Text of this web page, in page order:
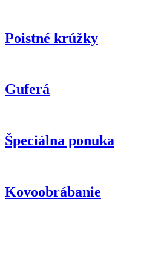
Poistné krúžky
Guferá
Špeciálna ponuka
Kovoobrábanie